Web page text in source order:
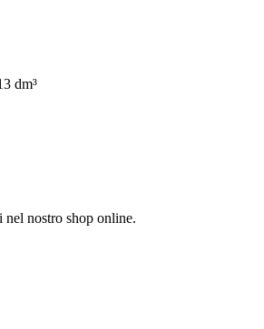
dm³
nostro shop online.